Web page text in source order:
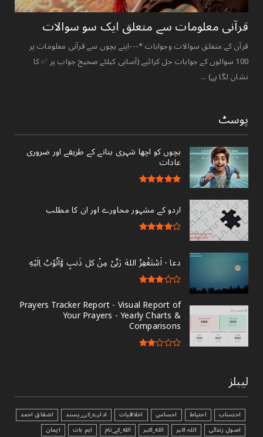
قرآنی ‏معلومات ‏سے ‏متعلق ‏ایک ‏سو ‏سوالات ‏
قرآن کے متعلق سوالات وجوابات *---اپنے بچوں سے قرآنی معلومات پر
100 سوالوں کے جوابات حل کرائیے (آسانی کیلئے صحیح جواب پر ✅ کا
نشان لگا ہے) ...
پوسٹ
بچوں کو اچھا شہری بنانے کے طریقے اور ضروری
عادات
اردو کے مشہور محاورے اور ان کا مطلب
دعا - ‎اَسْتَغْفِرُ اللهَ رَبِّىْ مِنْ کل ذَنبٍ وَّاَتُوْبُ اِلَيْهِ
Prayers Tracker Report - Visual Report of
Your Prayers - Yearly Charts &
Comparisons
لیبلز
احتساب احتیاط احساس اخلاقیات ادارے_کی_پسند
اشفاق احمد
اصول زندگی
اللہ اکبر الله_اکبر الله_کے_نام اہم بات
ایمان